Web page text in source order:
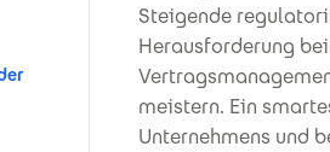
Steigende
Herausforderung
meistern. Ein
Unternehmens und